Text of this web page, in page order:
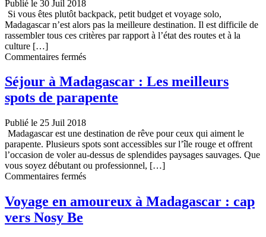
belles
iles
du
monde
!
Publié le 30 Juil 2018
Si vous êtes plutôt backpack, petit budget et voyage solo,
Madagascar n’est alors pas la meilleure destination. Il est difficile de
rassembler tous ces critères par rapport à l’état des routes et à la
culture […]
Commentaires ferméssur
à
Madagascar,
quelques
informations
utiles
Séjour à Madagascar : Les meilleurs
spots de parapente
Publié le 25 Juil 2018
Madagascar est une destination de rêve pour ceux qui aiment le
parapente. Plusieurs spots sont accessibles sur l’île rouge et offrent
l’occasion de voler au-dessus de splendides paysages sauvages. Que
vous soyez débutant ou professionnel, […]
Commentaires ferméssur
Madagascar
Voyage en amoureux à Madagascar : cap
vers Nosy Be